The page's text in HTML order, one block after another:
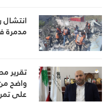
مدمرة
تقرير
واضح
على